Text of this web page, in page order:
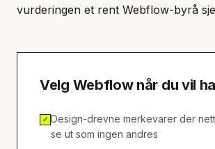
vurderingen et rent Webflow-byrå
Velg Webflow når du vil
✓ Design-drevne merkevarer der
se ut som ingen andres